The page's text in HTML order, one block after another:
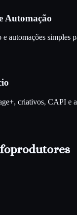
Automação
automações simples
criativos, CAPI e